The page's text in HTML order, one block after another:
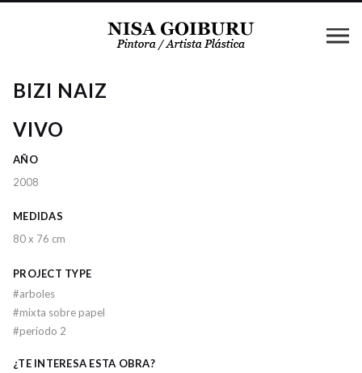
BIZI NAIZ
VIVO
AÑO
2008
MEDIDAS
80 x 76 cm
PROJECT TYPE
#arboles
#mixta sobre papel
#periodo 2
¿TE INTERESA ESTA OBRA?